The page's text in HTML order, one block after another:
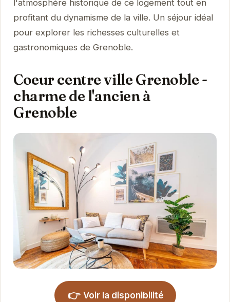
l'atmosphère historique de ce logement tout en
profitant du dynamisme de la ville. Un séjour idéal
pour explorer les richesses culturelles et
gastronomiques de Grenoble.
Coeur centre ville Grenoble -
charme de l'ancien à
Grenoble
👉 Voir la disponibilité